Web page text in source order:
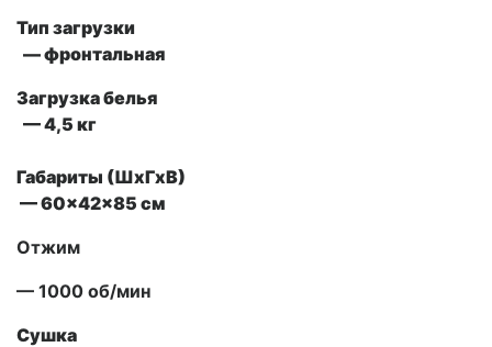
Тип загрузки
— фронтальная
Загрузка белья
— 4,5 кг
Габариты (ШxГxВ)
— 60x42x85 см
Отжим
— 1000 об/мин
Сушка